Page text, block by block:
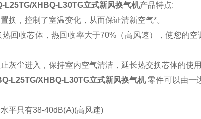
XHBQ-L30TG立式新风换气机产品特点:
换，控制了室温变化，从而保证清新空气*。
回收芯体，热回收率大于70%（高风速），使您的空
灰尘进入，保持室内空气清洁，延长热交换芯体的使用
L25TG/XHBQ-L30TG立式新风换气机零件可以由一
平只有38-40dB(A)(高风速)